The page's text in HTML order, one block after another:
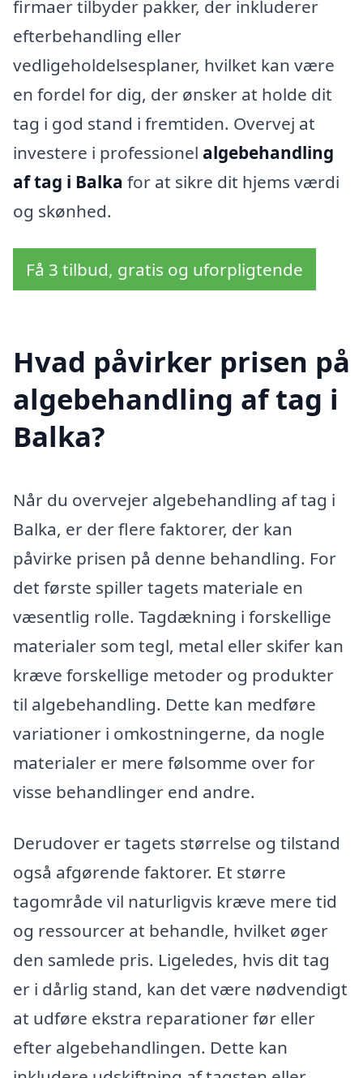
firmaer tilbyder pakker, der inkluderer
efterbehandling eller
vedligeholdelsesplaner, hvilket kan være
en fordel for dig, der ønsker at holde dit
tag i god stand i fremtiden. Overvej at
investere i professionel algebehandling
af tag i Balka for at sikre dit hjems værdi
og skønhed.
Få 3 tilbud, gratis og uforpligtende
Hvad påvirker prisen på
algebehandling af tag i
Balka?
Når du overvejer algebehandling af tag i
Balka, er der flere faktorer, der kan
påvirke prisen på denne behandling. For
det første spiller tagets materiale en
væsentlig rolle. Tagdækning i forskellige
materialer som tegl, metal eller skifer kan
kræve forskellige metoder og produkter
til algebehandling. Dette kan medføre
variationer i omkostningerne, da nogle
materialer er mere følsomme over for
visse behandlinger end andre.
Derudover er tagets størrelse og tilstand
også afgørende faktorer. Et større
tagområde vil naturligvis kræve mere tid
og ressourcer at behandle, hvilket øger
den samlede pris. Ligeledes, hvis dit tag
er i dårlig stand, kan det være nødvendigt
at udføre ekstra reparationer før eller
efter algebehandlingen. Dette kan